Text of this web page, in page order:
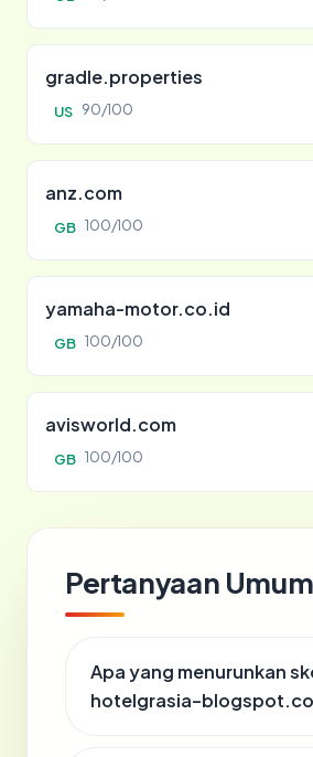
gradle.properties
US 90/100
anz.com
GB 100/100
yamaha-motor.co.id
GB 100/100
avisworld.com
GB 100/100
Pertanyaan Umum
Apa yang menurunkan
hotelgrasia-